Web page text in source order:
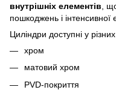
внутрішніх елементів ,
пошкоджень і інтенсивної
Циліндри доступні у
хром
матовий хром
PVD-покриття